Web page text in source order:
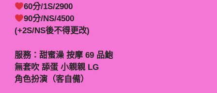
60分/1S/2900
90分/NS/4500
(+2S/NS後不得更改)
服務：甜蜜澡 按摩 69 品鮑
無套吹 舔蛋 小親親 LG
角色扮演（客自備）